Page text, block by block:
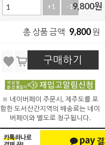
+1 -19,800원
총 상품 금액 9,800원
구매하기
※ 네이버페이 주문시, 제주도를 포
함한 도서산간지역의 배송료는 네이
버페이와 별도로 청구됩니다.